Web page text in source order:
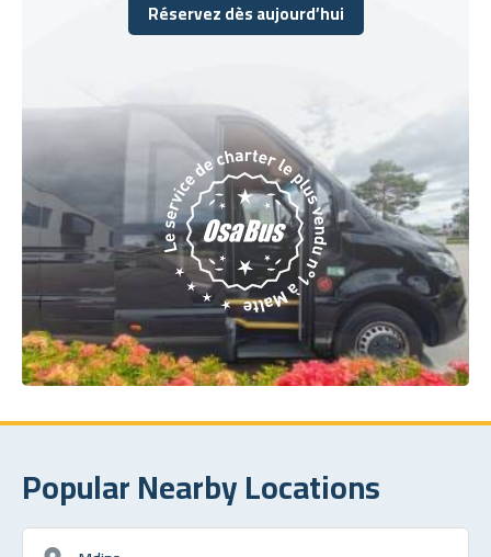
Réservez dès aujourd’hui
Réservez dès aujourd’hui
Popular Nearby Locations